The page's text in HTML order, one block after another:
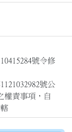
號令修
號公
權責事項，自